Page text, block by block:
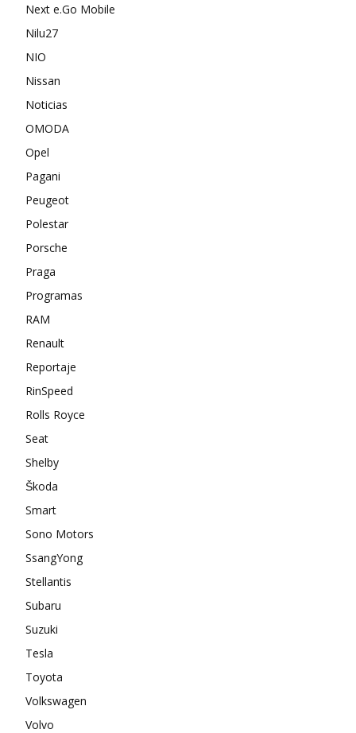
Next e.Go Mobile
Nilu27
NIO
Nissan
Noticias
OMODA
Opel
Pagani
Peugeot
Polestar
Porsche
Praga
Programas
RAM
Renault
Reportaje
RinSpeed
Rolls Royce
Seat
Shelby
Škoda
Smart
Sono Motors
SsangYong
Stellantis
Subaru
Suzuki
Tesla
Toyota
Volkswagen
Volvo